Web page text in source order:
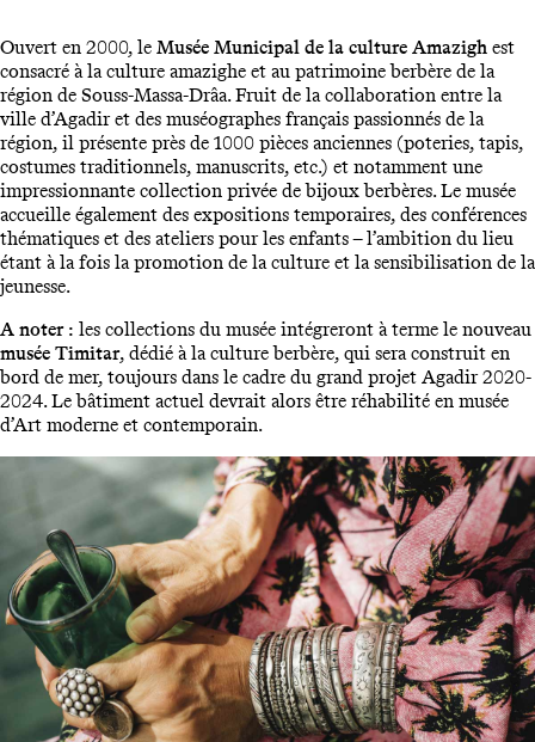
Ouvert en 2000, le Musée Municipal de la culture Amazigh est
consacré à la culture amazighe et au patrimoine berbère de la
région de Souss-Massa-Drâa. Fruit de la collaboration entre la
ville d’Agadir et des muséographes français passionnés de la
région, il présente près de 1000 pièces anciennes (poteries, tapis,
costumes traditionnels, manuscrits, etc.) et notamment une
impressionnante collection privée de bijoux berbères. Le musée
accueille également des expositions temporaires, des conférences
thématiques et des ateliers pour les enfants – l’ambition du lieu
étant à la fois la promotion de la culture et la sensibilisation de la
jeunesse.
A noter : les collections du musée intégreront à terme le nouveau
musée Timitar, dédié à la culture berbère, qui sera construit en
bord de mer, toujours dans le cadre du grand projet Agadir 2020-
2024. Le bâtiment actuel devrait alors être réhabilité en musée
d’Art moderne et contemporain.